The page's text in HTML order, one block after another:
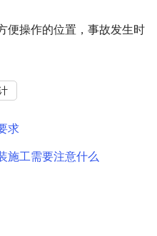
便操作的位置，事故发生时
求
施工需要注意什么